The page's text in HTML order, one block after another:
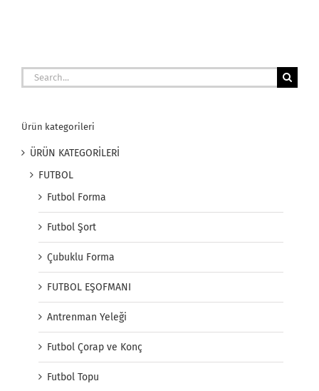
Search
for:
Ürün kategorileri
ÜRÜN KATEGORİLERİ
FUTBOL
Futbol Forma
Futbol Şort
Çubuklu Forma
FUTBOL EŞOFMANI
Antrenman Yeleği
Futbol Çorap ve Konç
Futbol Topu